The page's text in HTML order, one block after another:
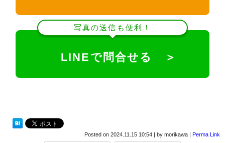
写真の送信も便利！
LINEで問合せる ＞
Posted on 2024.11.15 10:54 | by morikawa | Perma Link